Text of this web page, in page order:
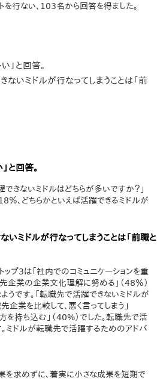
を行ない、103名から回答を得ました。
」と回答。
ないミドルが行なってしまうことは「前
と回答。
きないミドルはどちらが多いですか？」
％、どちらかといえば活躍できるミドルが
いミドルが行なってしまうことは「前職と
ップ3は「社内でのコミュニケーションを重
先企業の企業文化理解に努める」（48％）
です。「転職先で活躍できないミドルが
企業を比較して、悪く言ってしまう」
を持ち込む」（40%）でした。転職先で活
ミドルが転職先で活躍するためのアドバ
を求めずに、着実に小さな成果を短期で